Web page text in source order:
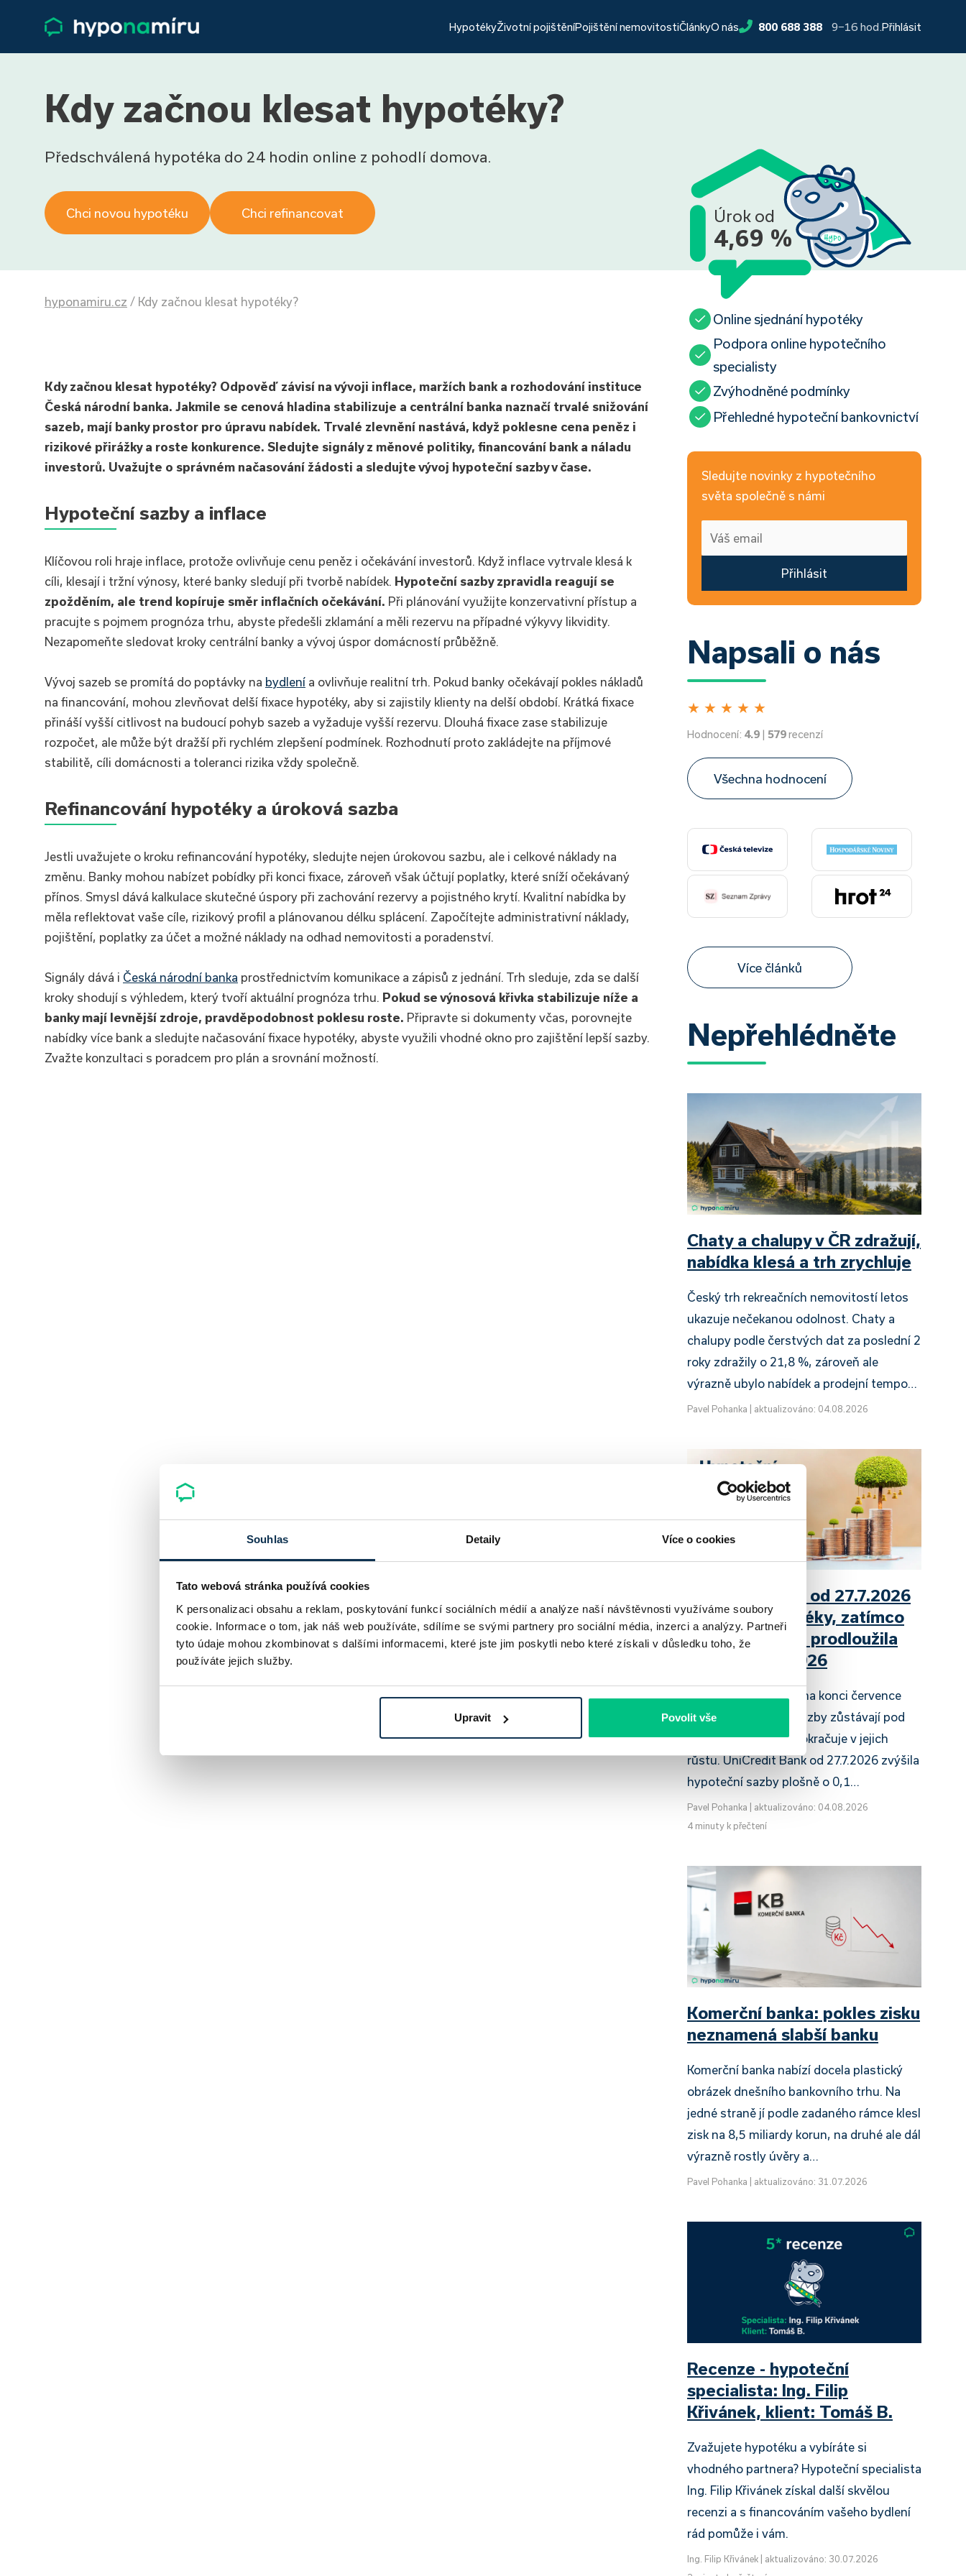
Souhlas Detaily Více o cookies
Tato webová stránka používá cookies
K personalizaci obsahu a reklam, poskytování funkcí sociálních médií a analýze naší návštěvnosti využíváme soubory
cookie. Informace o tom, jak náš web používáte, sdílíme se svými partnery pro sociální média, inzerci a analýzy. Partneři
tyto údaje mohou zkombinovat s dalšími informacemi, které jste jim poskytli nebo které získali v důsledku toho, že
používáte jejich služby.
Upravit Povolit vše
HypotékyŽivotní pojištěníPojištění nemovitostiČlánkyO nás 800 688 388 9−16 hod. Přihlásit
Kdy začnou klesat hypotéky?
Předschválená hypotéka do 24 hodin online z pohodlí domova.
Chci novou hypotéku Chci refinancovat Úrok od
4,69 %
hyponamiru.cz / Kdy začnou klesat hypotéky?
Kdy začnou klesat hypotéky? Odpověď závisí na vývoji inflace, maržích bank a rozhodování instituce
Česká národní banka. Jakmile se cenová hladina stabilizuje a centrální banka naznačí trvalé snižování
sazeb, mají banky prostor pro úpravu nabídek. Trvalé zlevnění nastává, když poklesne cena peněz i
rizikové přirážky a roste konkurence. Sledujte signály z měnové politiky, financování bank a náladu
investorů. Uvažujte o správném načasování žádosti a sledujte vývoj hypoteční sazby v čase.
Hypoteční sazby a inflace
Klíčovou roli hraje inflace, protože ovlivňuje cenu peněz i očekávání investorů. Když inflace vytrvale klesá k
cíli, klesají i tržní výnosy, které banky sledují při tvorbě nabídek. Hypoteční sazby zpravidla reagují se
zpožděním, ale trend kopíruje směr inflačních očekávání. Při plánování využijte konzervativní přístup a
pracujte s pojmem prognóza trhu, abyste předešli zklamání a měli rezervu na případné výkyvy likvidity.
Nezapomeňte sledovat kroky centrální banky a vývoj úspor domácností průběžně.
Vývoj sazeb se promítá do poptávky na bydlení a ovlivňuje realitní trh. Pokud banky očekávají pokles nákladů
na financování, mohou zlevňovat delší fixace hypotéky, aby si zajistily klienty na delší období. Krátká fixace
přináší vyšší citlivost na budoucí pohyb sazeb a vyžaduje vyšší rezervu. Dlouhá fixace zase stabilizuje
rozpočet, ale může být dražší při rychlém zlepšení podmínek. Rozhodnutí proto zakládejte na příjmové
stabilitě, cíli domácnosti a toleranci rizika vždy společně.
Refinancování hypotéky a úroková sazba
Jestli uvažujete o kroku refinancování hypotéky, sledujte nejen úrokovou sazbu, ale i celkové náklady na
změnu. Banky mohou nabízet pobídky při konci fixace, zároveň však účtují poplatky, které sníží očekávaný
přínos. Smysl dává kalkulace skutečné úspory při zachování rezervy a pojistného krytí. Kvalitní nabídka by
měla reflektovat vaše cíle, rizikový profil a plánovanou délku splácení. Započítejte administrativní náklady,
pojištění, poplatky za účet a možné náklady na odhad nemovitosti a poradenství.
Signály dává i Česká národní banka prostřednictvím komunikace a zápisů z jednání. Trh sleduje, zda se další
kroky shodují s výhledem, který tvoří aktuální prognóza trhu. Pokud se výnosová křivka stabilizuje níže a
banky mají levnější zdroje, pravděpodobnost poklesu roste. Připravte si dokumenty včas, porovnejte
nabídky více bank a sledujte načasování fixace hypotéky, abyste využili vhodné okno pro zajištění lepší sazby.
Zvažte konzultaci s poradcem pro plán a srovnání možností.
Online sjednání hypotéky
Podpora online hypotečního
specialisty
Zvýhodněné podmínky
Přehledné hypoteční bankovnictví
Sledujte novinky z hypotečního
světa společně s námi
Přihlásit
Napsali o nás
★ ★ ★ ★ ★
Hodnocení: 4.9 | 579recenzí
Všechna hodnocení
Více článků
Nepřehlédněte
Chaty a chalupy v ČR zdražují,
nabídka klesá a trh zrychluje
Český trh rekreačních nemovitostí letos
ukazuje nečekanou odolnost. Chaty a
chalupy podle čerstvých dat za poslední 2
roky zdražily o 21,8 %, zároveň ale
výrazně ubylo nabídek a prodejní tempo…
Pavel Pohanka aktualizováno: 04.08.2026
UniCredit Bank od 27.7.2026
zdražuje hypotéky, zatímco
Raiffeisenbank prodloužila
slevu do 6.9.2026
Český hypoteční trh na konci července
2026 potvrzuje, že sazby zůstávají pod
tlakem a část bank pokračuje v jejich
růstu. UniCredit Bank od 27.7.2026 zvýšila
hypoteční sazby plošně o 0,1…
Pavel Pohanka
aktualizováno: 04.08.2026
4 minuty k přečtení
Komerční banka: pokles zisku
neznamená slabší banku
Komerční banka nabízí docela plastický
obrázek dnešního bankovního trhu. Na
jedné straně jí podle zadaného rámce klesl
zisk na 8,5 miliardy korun, na druhé ale dál
výrazně rostly úvěry a…
Pavel Pohanka aktualizováno: 31.07.2026
Recenze - hypoteční
specialista: Ing. Filip
Křivánek, klient: Tomáš B.
Zvažujete hypotéku a vybíráte si
vhodného partnera? Hypoteční specialista
Ing. Filip Křivánek získal další skvělou
recenzi a s financováním vašeho bydlení
rád pomůže i vám.
Ing. Filip Křivánek
aktualizováno: 30.07.2026